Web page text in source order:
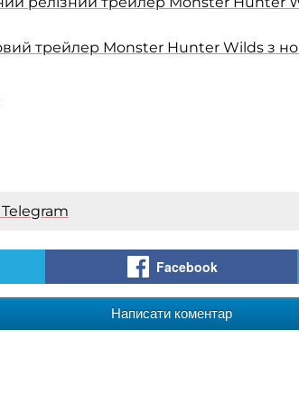
трейлер Monster Hunter Wilds з
Telegram
Facebook
Написати коментар